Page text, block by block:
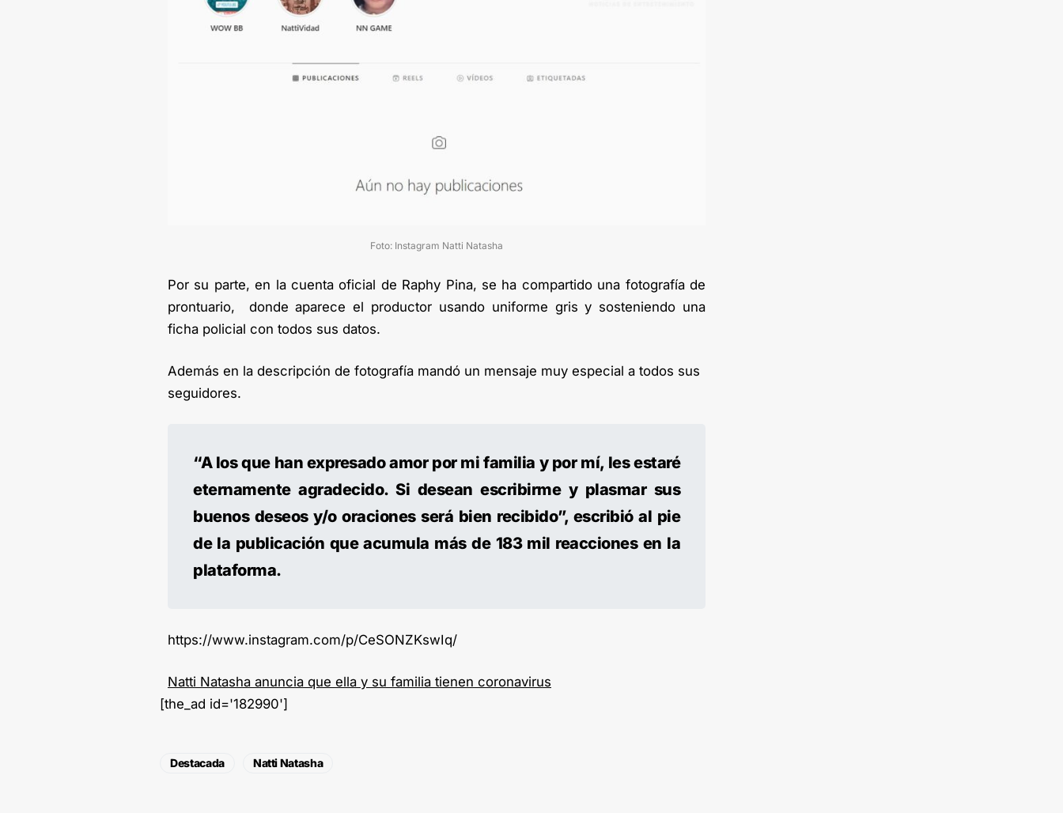
Foto: Instagram Natti Natasha
Por su parte, en la cuenta oficial de Raphy Pina, se ha compartido una fotografía de
prontuario, donde aparece el productor usando uniforme gris y sosteniendo una
ficha policial con todos sus datos.
Además en la descripción de fotografía mandó un mensaje muy especial a todos sus
seguidores.
“A los que han expresado amor por mi familia y por mí, les estaré
eternamente agradecido. Si desean escribirme y plasmar sus
buenos deseos y/o oraciones será bien recibido”, escribió al pie
de la publicación que acumula más de 183 mil reacciones en la
plataforma.
https://www.instagram.com/p/CeSONZKswIq/
Natti Natasha anuncia que ella y su familia tienen coronavirus
[the_ad id='182990']
Destacada Natti Natasha